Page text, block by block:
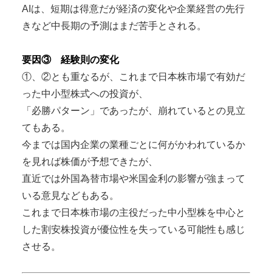
AIは、短期は得意だが経済の変化や企業経営の先行
きなど中長期の予測はまだ苦手とされる。
要因③ 経験則の変化
①、②とも重なるが、これまで日本株市場で有効だ
った中小型株式への投資が、
「必勝パターン」であったが、崩れているとの見立
てもある。
今までは国内企業の業種ごとに何がかわれているか
を見れば株価が予想できたが、
直近では外国為替市場や米国金利の影響が強まって
いる意見などもある。
これまで日本株市場の主役だった中小型株を中心と
した割安株投資が優位性を失っている可能性も感じ
させる。